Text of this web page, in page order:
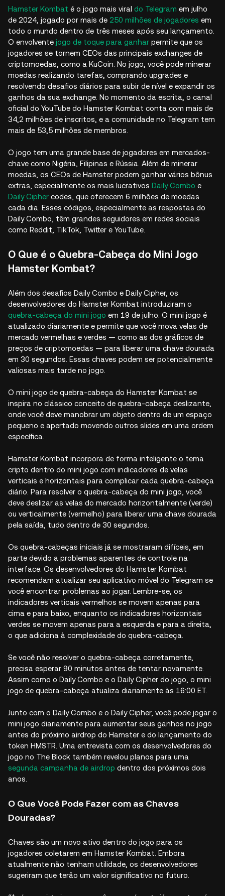
Hamster Kombat é o jogo mais viral do Telegram em julho
de 2024, jogado por mais de 250 milhões de jogadores em
todo o mundo dentro de três meses após seu lançamento.
O envolvente jogo de toque para ganhar permite que os
jogadores se tornem CEOs das principais exchanges de
criptomoedas, como a KuCoin. No jogo, você pode minerar
moedas realizando tarefas, comprando upgrades e
resolvendo desafios diários para subir de nível e expandir os
ganhos da sua exchange. No momento da escrita, o canal
oficial do YouTube do Hamster Kombat conta com mais de
34,2 milhões de inscritos, e a comunidade no Telegram tem
mais de 53,5 milhões de membros.
O jogo tem uma grande base de jogadores em mercados-
chave como Nigéria, Filipinas e Rússia. Além de minerar
moedas, os CEOs de Hamster podem ganhar vários bônus
extras, especialmente os mais lucrativos Daily Combo e
Daily Cipher codes, que oferecem 6 milhões de moedas
cada dia. Esses códigos, especialmente as respostas do
Daily Combo, têm grandes seguidores em redes sociais
como Reddit, TikTok, Twitter e YouTube.
O Que é o Quebra-Cabeça do Mini Jogo
Hamster Kombat?
Além dos desafios Daily Combo e Daily Cipher, os
desenvolvedores do Hamster Kombat introduziram o
quebra-cabeça do mini jogo em 19 de julho. O mini jogo é
atualizado diariamente e permite que você mova velas de
mercado vermelhas e verdes — como as dos gráficos de
preços de criptomoedas — para liberar uma chave dourada
em 30 segundos. Essas chaves podem ser potencialmente
valiosas mais tarde no jogo.
O mini jogo de quebra-cabeça do Hamster Kombat se
inspira no clássico conceito de quebra-cabeça deslizante,
onde você deve manobrar um objeto dentro de um espaço
pequeno e apertado movendo outros slides em uma ordem
específica.
Hamster Kombat incorpora de forma inteligente o tema
cripto dentro do mini jogo com indicadores de velas
verticais e horizontais para complicar cada quebra-cabeça
diário. Para resolver o quebra-cabeça do mini jogo, você
deve deslizar as velas do mercado horizontalmente (verde)
ou verticalmente (vermelho) para liberar uma chave dourada
pela saída, tudo dentro de 30 segundos.
Os quebra-cabeças iniciais já se mostraram difíceis, em
parte devido a problemas aparentes de controle na
interface. Os desenvolvedores do Hamster Kombat
recomendam atualizar seu aplicativo móvel do Telegram se
você encontrar problemas ao jogar. Lembre-se, os
indicadores verticais vermelhos se movem apenas para
cima e para baixo, enquanto os indicadores horizontais
verdes se movem apenas para a esquerda e para a direita,
o que adiciona à complexidade do quebra-cabeça.
Se você não resolver o quebra-cabeça corretamente,
precisa esperar 90 minutos antes de tentar novamente.
Assim como o Daily Combo e o Daily Cipher do jogo, o mini
jogo de quebra-cabeça atualiza diariamente às 16:00 ET.
Junto com o Daily Combo e o Daily Cipher, você pode jogar o
mini jogo diariamente para aumentar seus ganhos no jogo
antes do próximo airdrop do Hamster e do lançamento do
token HMSTR. Uma entrevista com os desenvolvedores do
jogo no The Block também revelou planos para uma
segunda campanha de airdrop dentro dos próximos dois
anos.
O Que Você Pode Fazer com as Chaves
Douradas?
Chaves são um novo ativo dentro do jogo para os
jogadores coletarem em Hamster Kombat. Embora
atualmente não tenham utilidade, os desenvolvedores
sugeriram que terão um valor significativo no futuro.